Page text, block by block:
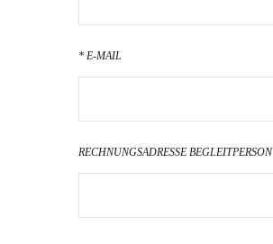
E-MAIL
RECHNUNGSADRESSE BEGLEITPERSON